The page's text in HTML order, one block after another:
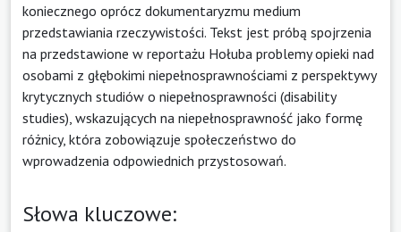
koniecznego oprócz dokumentaryzmu medium
przedstawiania rzeczywistości. Tekst jest próbą spojrzenia
na przedstawione w reportażu Hołuba problemy opieki nad
osobami z głębokimi niepełnosprawnościami z perspektywy
krytycznych studiów o niepełnosprawności (disability
studies), wskazujących na niepełnosprawność jako formę
różnicy, która zobowiązuje społeczeństwo do
wprowadzenia odpowiednich przystosowań.
Słowa kluczowe: